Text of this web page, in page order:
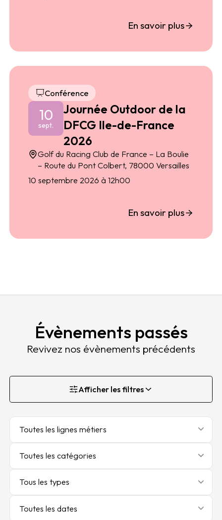
En savoir plus
Conférence
10
sept.
Journée Outdoor de la
DFCG Ile-de-France
2026
Golf du Racing Club de France – La Boulie
– Route du Pont Colbert, 78000 Versailles
10 septembre 2026 à 12h00
En savoir plus
Évènements passés
Revivez nos évènements précédents
Afficher les filtres
Toutes les lignes métiers
Toutes les catégories
Tous les types
Toutes les dates